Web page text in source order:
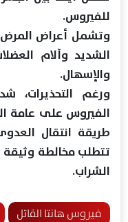
للفيروس.
وتشمل أعراض
الشديد وآلام
والإسهال.
ورغم التحذيرات،
الفيروس على عامة
طريقة انتقال
تتطلب مخالطة وثيقة
الشراب.
فيروس هانتا القاتل